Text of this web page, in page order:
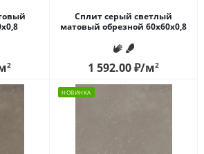
2
Сплит серый светлый
матовый обрезной 60x60x0,8
1 592.00₽/м2
НОВИНКА